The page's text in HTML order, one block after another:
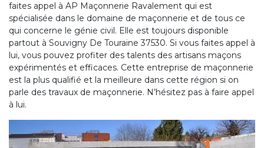
faites appel à AP Maçonnerie Ravalement qui est
spécialisée dans le domaine de maçonnerie et de tous ce
qui concerne le génie civil. Elle est toujours disponible
partout à Souvigny De Touraine 37530. Si vous faites appel à
lui, vous pouvez profiter des talents des artisans maçons
expérimentés et efficaces. Cette entreprise de maçonnerie
est la plus qualifié et la meilleure dans cette région si on
parle des travaux de maçonnerie. N’hésitez pas à faire appel
à lui.